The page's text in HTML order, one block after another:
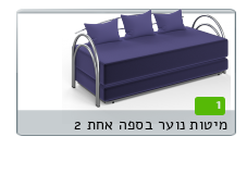
1
מיטות נוער בספה אחת 2